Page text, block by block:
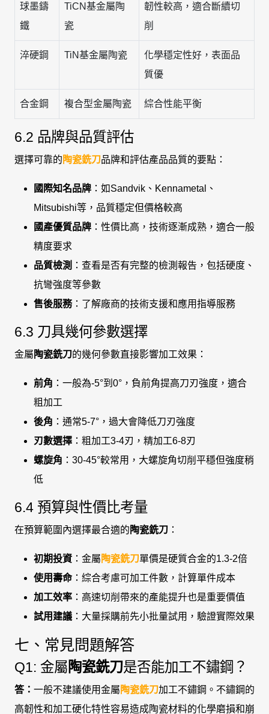
球墨鑄
鐵
TiCN基金屬陶
瓷
韌性較高，適合斷續切
削
淬硬鋼 TiN基金屬陶瓷
化學穩定性好，表面品
質優
合金鋼 複合型金屬陶瓷 綜合性能平衡
6.2 品牌與品質評估
選擇可靠的陶瓷銑刀品牌和評估產品品質的要點：
國際知名品牌 ：如Sandvik、Kennametal、
Mitsubishi等，品質穩定但價格較高
國產優質品牌 ：性價比高，技術逐漸成熟，適合一般
精度要求
品質檢測 ：查看是否有完整的檢測報告，包括硬度、
抗彎強度等參數
售後服務：了解廠商的技術支援和應用指導服務
6.3 刀具幾何參數選擇
金屬陶瓷銑刀的幾何參數直接影響加工效果：
前角 ：一般為-5°到0°，負前角提高刀刃強度，適合
粗加工
後角 ：通常5-7°，過大會降低刀刃強度
刃數選擇 ：粗加工3-4刃，精加工6-8刃
螺旋角 ：30-45°較常用，大螺旋角切削平穩但強度稍
低
6.4 預算與性價比考量
在預算範圍內選擇最合適的陶瓷銑刀 ：
初期投資：金屬陶瓷銑刀單價是硬質合金的1.3-2倍
使用壽命 ：綜合考慮可加工件數，計算單件成本
加工效率 ：高速切削帶來的產能提升也是重要價值
試用建議 ：大量採購前先小批量試用，驗證實際效果
七、常見問題解答
Q1: 金屬陶瓷銑刀是否能加工不鏽鋼？
答： 一般不建議使用金屬陶瓷銑刀加工不鏽鋼。不鏽鋼的
高韌性和加工硬化特性容易造成陶瓷材料的化學磨損和崩